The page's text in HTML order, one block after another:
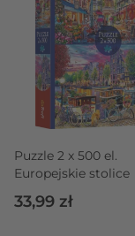
Puzzle 2 x 500 el.
Europejskie stolice
33,99 zł